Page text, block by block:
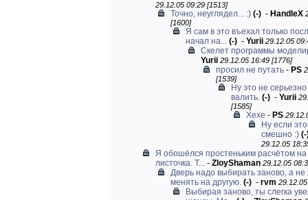
29.12.05 09:29 [1513]
Точно, неуглядел... :) (-) - HandleX
[1600]
Я сам в это въехал только
начал на... (-) - Yurii 29.12.05
Скелет программы
Yurii 29.12.05 16:49 [1776]
просил не путать - PS
[1539]
Ну это не
валить. (-) - Yurii
[1585]
Хехе - PS
Ну если
смешно :) (-
29.12.05
Я обошёлся простеньким расчётом
листочка. Т... - ZloyShaman 29.12.05
Дверь надо выбирать заново, а
менять на другую. (-) - rvm
Выбирая заново, ты слегка